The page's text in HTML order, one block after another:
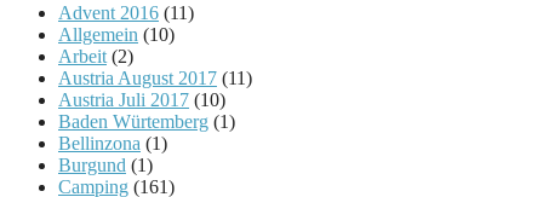
Advent 2016 (11)
Allgemein (10)
Arbeit (2)
Austria August 2017 (11)
Austria Juli 2017 (10)
Baden Würtemberg (1)
Bellinzona (1)
Burgund (1)
Camping (161)